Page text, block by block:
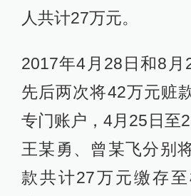
人共计27万元。
2017年4月28日和8月
先后两次将42万元赃
专门账户，4月25日至
王某勇、曾某飞分别
款共计27万元缴存